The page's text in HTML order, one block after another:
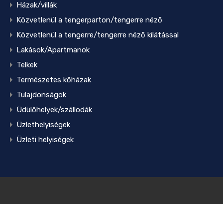
Házak/villák
Közvetlenül a tengerparton/tengerre néző
Közvetlenül a tengerre/tengerre néző kilátással
Lakások/Apartmanok
Telkek
Természetes kőházak
Tulajdonságok
Üdülőhelyek/szállodák
Üzlethelyiségek
Üzleti helyiségek